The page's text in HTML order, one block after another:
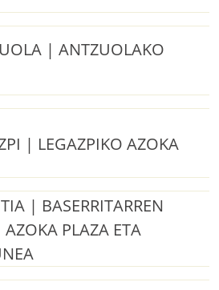
| ANTZUOLAKO
| LEGAZPIKO AZOKA
| BASERRITARREN
PLAZA ETA